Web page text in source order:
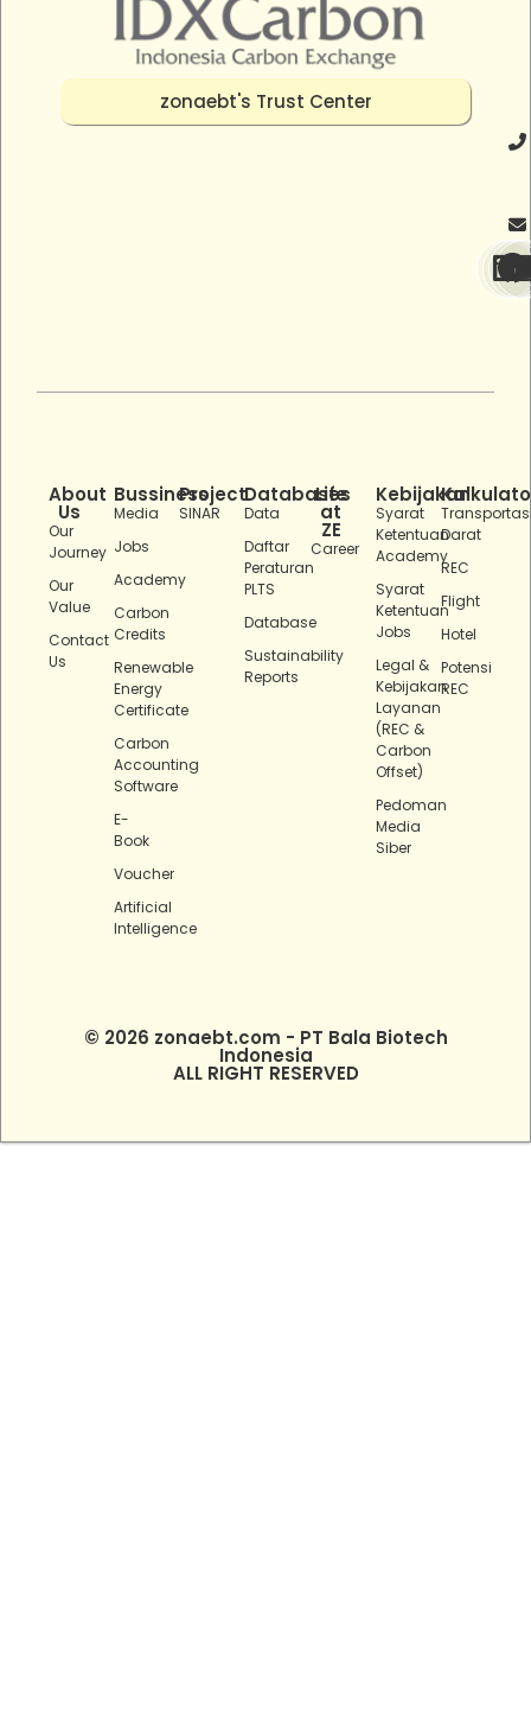
zonaebt's Trust Center
About
Us
Our
Journey
Our
Value
Contact
Us
Bussiness
Media
Jobs
Academy
Carbon
Credits
Renewable
Energy
Certificate
Carbon
Accounting
Software
E-
Book
Voucher
Artificial
Intelligence
Project
SINAR
Databases
Data
Daftar
Peraturan
PLTS
Database
Sustainability
Reports
Life
at
ZE
Career
Kebijakan
Syarat
Ketentuan
Academy
Syarat
Ketentuan
Jobs
Legal &
Kebijakan
Layanan
(REC &
Carbon
Offset)
Pedoman
Media
Siber
Darat
REC
Flight
Hotel
Potensi
REC
© 2026 zonaebt.com - PT Bala Biotech
Indonesia
ALL RIGHT RESERVED